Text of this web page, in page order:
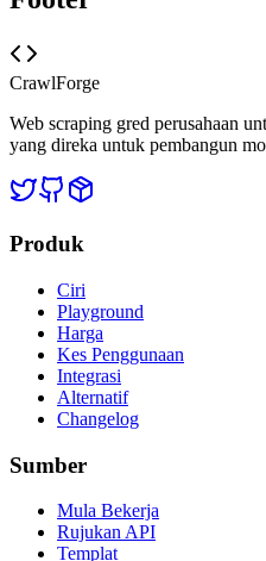
CrawlForge
Web scraping gred perusahaan
yang direka untuk pembangun
Produk
Ciri
Playground
Harga
Kes Penggunaan
Integrasi
Alternatif
Changelog
Sumber
Mula Bekerja
Rujukan API
Templat